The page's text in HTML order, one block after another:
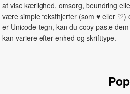
at vise kærlighed, omsorg, beundring
være simple teksthjerter (som ♥ eller ♡)
er Unicode‑tegn, kan du copy paste
kan variere efter enhed og skrifttype.